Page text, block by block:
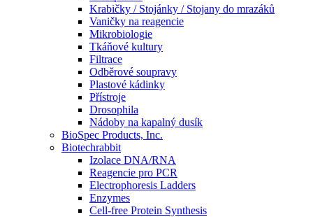
Krabičky / Stojánky / Stojany do mrazáků
Vaničky na reagencie
Mikrobiologie
Tkáňové kultury
Filtrace
Odběrové soupravy
Plastové kádinky
Přístroje
Drosophila
Nádoby na kapalný dusík
BioSpec Products, Inc.
Biotechrabbit
Izolace DNA/RNA
Reagencie pro PCR
Electrophoresis Ladders
Enzymes
Cell-free Protein Synthesis